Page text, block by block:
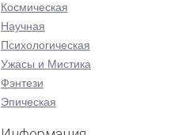
Космическая
Научная
Психологическая
Ужасы и Мистика
Фэнтези
Эпическая